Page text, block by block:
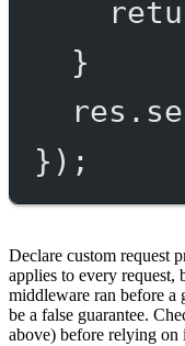
}
res.
});
Declare custom request
applies to every
middleware ran before a
be a false guarantee.
above) before relying on